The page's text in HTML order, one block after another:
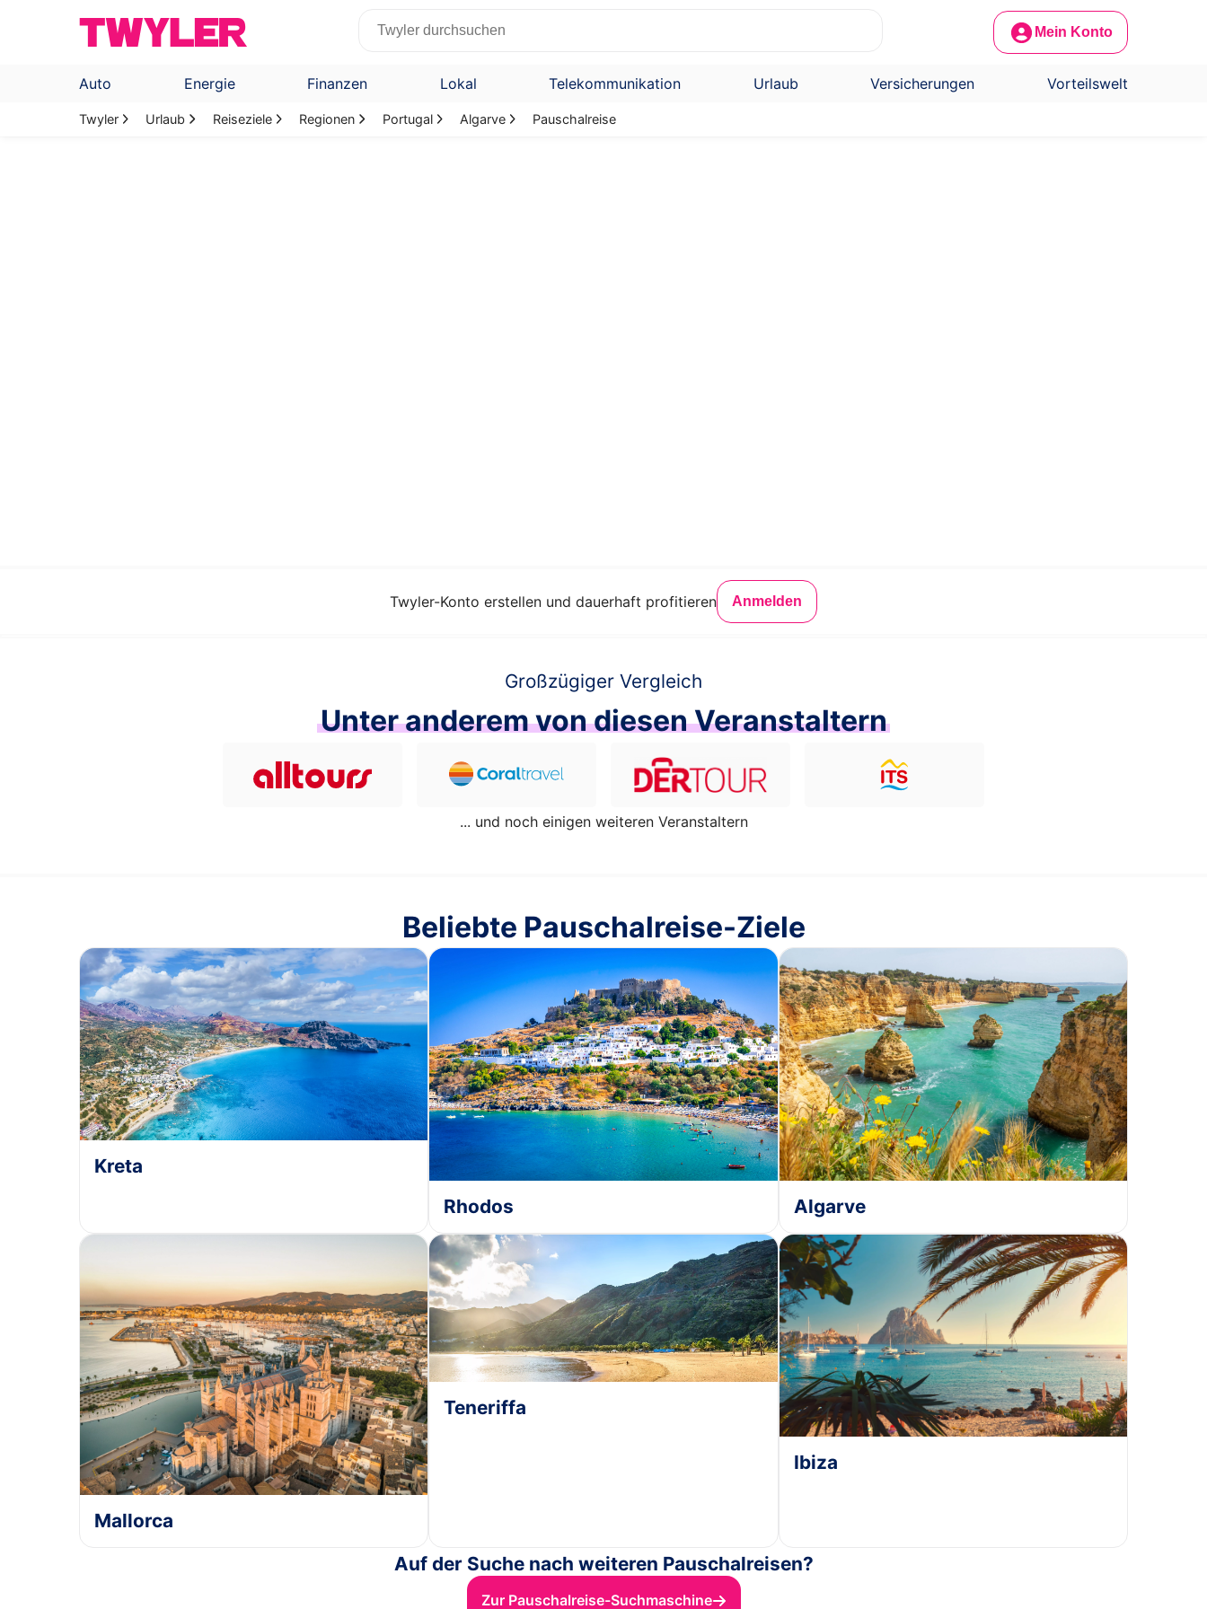
Mein Konto
Auto Energie Finanzen Lokal Telekommunikation Urlaub Versicherungen Vorteilswelt
Twyler Urlaub Reiseziele Regionen Portugal Algarve Pauschalreise
Twyler-Konto erstellen und dauerhaft profitieren Anmelden
Großzügiger Vergleich
Unter anderem von diesen Veranstaltern
... und noch einigen weiteren Veranstaltern
Beliebte Pauschalreise-Ziele
Kreta
Rhodos
Algarve
Mallorca
Teneriffa
Ibiza
Auf der Suche nach weiteren Pauschalreisen?
Zur Pauschalreise-Suchmaschine